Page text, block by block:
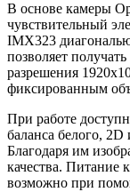
В основе камеры
чувствительный
IMX323
позволяет
разрешения
фиксированным
При работе
баланса белого,
Благодаря им
качества. Питание
возможно при